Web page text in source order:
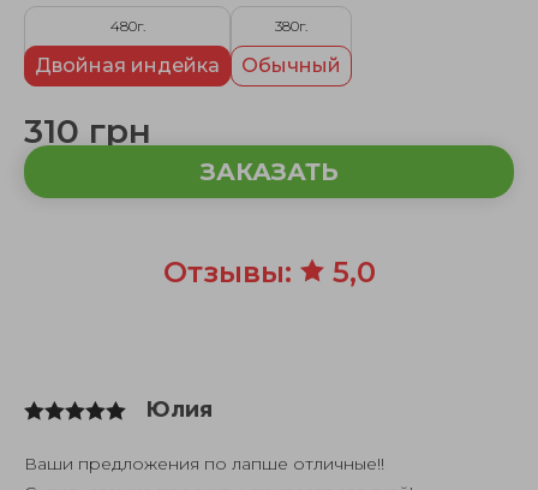
480г.
Двойная индейка
380г.
Обычный
310 грн
ЗАКАЗАТЬ
Отзывы: 5,0
из 5
Юлия
Ваши предложения по лапше отличные!!